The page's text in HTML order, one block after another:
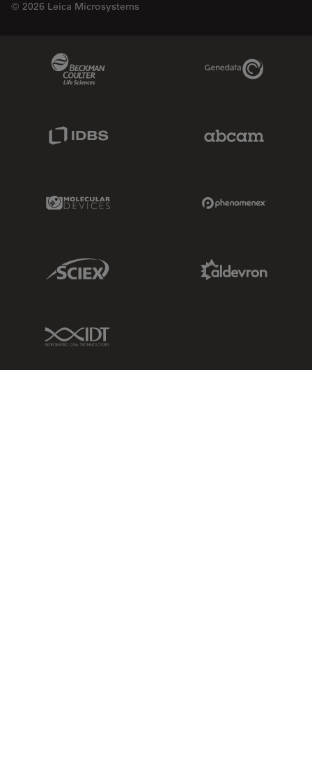
© 2026 Leica Microsystems
Genedata Link
Molecular Devices Link
Sciex Link
IDT Link